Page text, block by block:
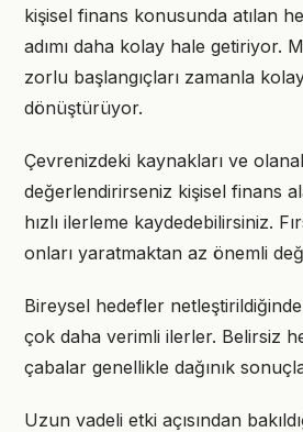
kişisel finans konusunda atılan
adımı daha kolay hale getiriyor.
zorlu başlangıçları zamanla
dönüştürüyor.
Çevrenizdeki kaynakları ve
değerlendirirseniz kişisel finans
hızlı ilerleme kaydedebilirsiniz.
onları yaratmaktan az önemli
Bireysel hedefler
çok daha verimli ilerler. Belirsiz
çabalar genellikle dağınık
Uzun vadeli etki açısından